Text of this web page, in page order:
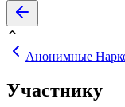
Анонимные
Участнику